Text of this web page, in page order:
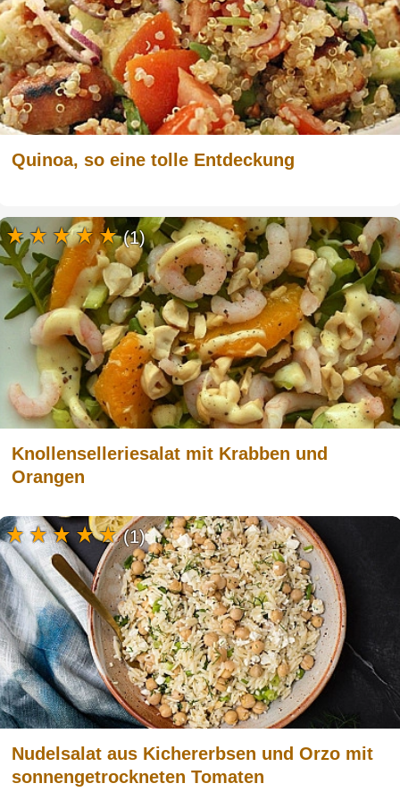
Quinoa, so eine tolle Entdeckung
Knollenselleriesalat mit Krabben und
Orangen
(1)
Nudelsalat aus Kichererbsen und Orzo mit
sonnengetrockneten Tomaten
(1)